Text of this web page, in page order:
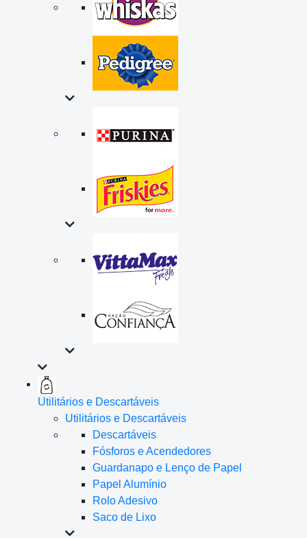
Utilitários e Descartáveis
Utilitários e Descartáveis
Descartáveis
Fósforos e Acendedores
Guardanapo e Lenço de Papel
Papel Alumínio
Rolo Adesivo
Saco de Lixo